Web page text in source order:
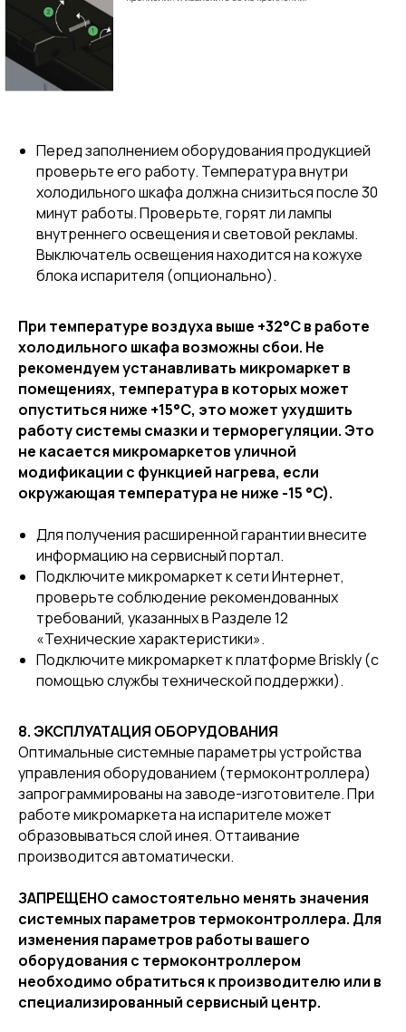
Перед заполнением оборудования продукцией
проверьте его работу. Температура внутри
холодильного шкафа должна снизиться после 30
минут работы. Проверьте, горят ли лампы
внутреннего освещения и световой рекламы.
Выключатель освещения находится на кожухе
блока испарителя (опционально).
При температуре воздуха выше +32°С в работе
холодильного шкафа возможны сбои. Не
рекомендуем устанавливать микромаркет в
помещениях, температура в которых может
опуститься ниже +15°С, это может ухудшить
работу системы смазки и терморегуляции. Это
не касается микромаркетов уличной
модификации с функцией нагрева, если
окружающая температура не ниже -15 °C).
Для получения расширенной гарантии внесите
информацию на сервисный портал.
Подключите микромаркет к сети Интернет,
проверьте соблюдение рекомендованных
требований, указанных в Разделе 12
«Технические характеристики».
Подключите микромаркет к платформе Briskly (с
помощью службы технической поддержки).
8. ЭКСПЛУАТАЦИЯ ОБОРУДОВАНИЯ
Оптимальные системные параметры устройства
управления оборудованием (термоконтроллера)
запрограммированы на заводе-изготовителе. При
работе микромаркета на испарителе может
образовываться слой инея. Оттаивание
производится автоматически.
ЗАПРЕЩЕНО самостоятельно менять значения
системных параметров термоконтроллера. Для
изменения параметров работы вашего
оборудования с термоконтроллером
необходимо обратиться к производителю или в
специализированный сервисный центр.